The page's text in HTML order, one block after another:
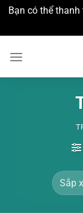
Bạn có thể
qua